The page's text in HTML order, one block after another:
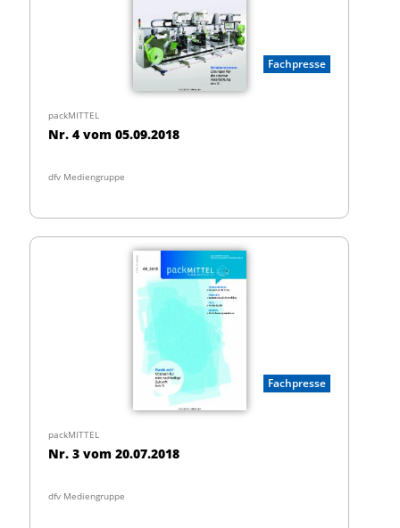
Fachpresse
packMITTEL
Nr. 4 vom 05.09.2018
dfv Mediengruppe
Fachpresse
packMITTEL
Nr. 3 vom 20.07.2018
dfv Mediengruppe